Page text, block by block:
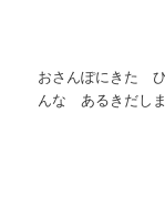
おさんぽにきた
んな あるきだし